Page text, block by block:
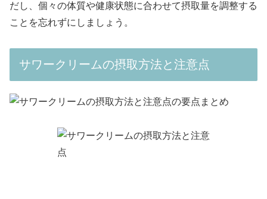
だし、個々の体質や健康状態に合わせて摂取量を調整する
ことを忘れずにしましょう。
サワークリームの摂取方法と注意点